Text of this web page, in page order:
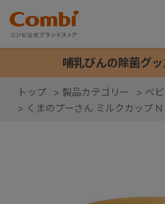
哺乳びんの除菌グ
トップ > 製品カテゴリー > ベ
> くまのプーさん ミルクカップ N